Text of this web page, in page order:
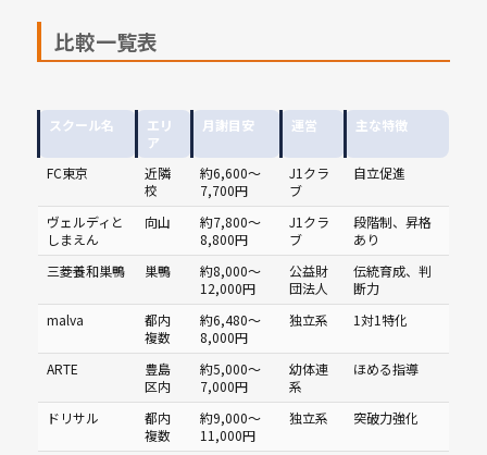
比較一覧表
スクール名
エリ
ア
月謝目安 運営 主な特徴
FC東京
近隣
校
約6,600〜
7,700円
J1クラ
ブ
自立促進
ヴェルディと
しまえん
向山
約7,800〜
8,800円
J1クラ
ブ
段階制、昇格
あり
三菱養和巣鴨
巣鴨
約8,000〜
12,000円
公益財
団法人
伝統育成、判
断力
malva
都内
複数
約6,480〜
8,000円
独立系 1対1特化
ARTE
豊島
区内
約5,000〜
7,000円
幼体連
系
ほめる指導
ドリサル
都内
複数
約9,000〜
11,000円
独立系 突破力強化